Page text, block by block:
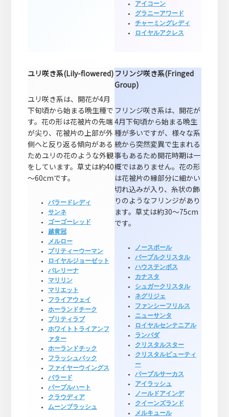
アイコーン
グラニーアワード
チャーミングレディ
ロイヤルアクレス
ユリ咲き系(Lily-flowered)
ユリ咲き系は、開花が4月
下旬頃から始まる晩生種で
す。花の形は花被片の先端
が尖り、花被片の上部が外
側へと反り返る傾向がある
ためユリの花のような外観
をしています。草丈は約40
～60cmです。
バラードレディ
サンネ
ゴーゴーレッド
越黄冠
メルロー
プリティーウーマン
ロイヤルジョーゼット
バレリーナ
マリリン
マリエット
フライアウェイ
ホーランドチーク
プリティラブ
ホワイトトライアンフ
ァター
ホーランドチック
フラッシュバック
ファイヤーウイングス
バラード
パープルハート
クラウディア
ムーンブラッシュ
フリンジ咲き系(Fringed
Group)
フリンジ咲き系は、開花が
4月下旬頃から始まる晩生
種が多いですが、様々な系
統から突然変異で生まれる
事もあるため開花時期は一
概ではありません。花の形
は花被片の縁部分に細かい
切れ込みが入り、糸状の飾
りのようなフリンジがあり
ます。草丈は約30～75cm
です。
ノースポール
パープルクリスタル
ハウステンボス
カナスタ
シュガークリスタル
ネグリジェ
ファンシーフリルス
ニューサンタ
ロイヤルセンテニアル
ランバダ
クリスタルスター
クリスタルビューティ
ー
パープルサーカス
アイラッシュ
ノールドアインデ
クイーンズランド
メルキュール